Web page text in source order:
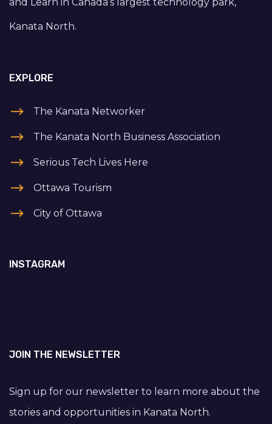
Kanata North.
EXPLORE
The Kanata Networker
The Kanata North Business Association
Serious Tech Lives Here
Ottawa Tourism
City of Ottawa
INSTAGRAM
JOIN THE NEWSLETTER
Sign up for our newsletter to learn more about the
stories and opportunities in Kanata North.